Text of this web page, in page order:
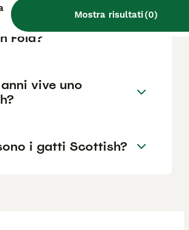
Mostra risultati(0)
i difetti del gatto
Fold?
vive uno
i gatti Scottish?